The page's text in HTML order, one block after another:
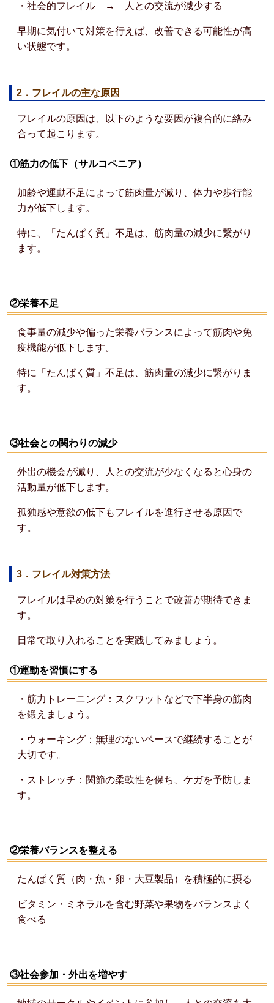
・社会的フレイル → 人との交流が減少する
早期に気付いて対策を行えば、改善できる可能性が高
い状態です。
2．フレイルの主な原因
フレイルの原因は、以下のような要因が複合的に絡み
合って起こります。
①筋力の低下（サルコペニア）
加齢や運動不足によって筋肉量が減り、体力や歩行能
力が低下します。
特に、「たんぱく質」不足は、筋肉量の減少に繋がり
ます。
②栄養不足
食事量の減少や偏った栄養バランスによって筋肉や免
疫機能が低下します。
特に「たんぱく質」不足は、筋肉量の減少に繋がりま
す。
③社会との関わりの減少
外出の機会が減り、人との交流が少なくなると心身の
活動量が低下します。
孤独感や意欲の低下もフレイルを進行させる原因で
す。
3．フレイル対策方法
フレイルは早めの対策を行うことで改善が期待できま
す。
日常で取り入れることを実践してみましょう。
①運動を習慣にする
・筋力トレーニング：スクワットなどで下半身の筋肉
を鍛えましょう。
・ウォーキング：無理のないペースで継続することが
大切です。
・ストレッチ：関節の柔軟性を保ち、ケガを予防しま
す。
②栄養バランスを整える
たんぱく質（肉・魚・卵・大豆製品）を積極的に摂る
ビタミン・ミネラルを含む野菜や果物をバランスよく
食べる
③社会参加・外出を増やす